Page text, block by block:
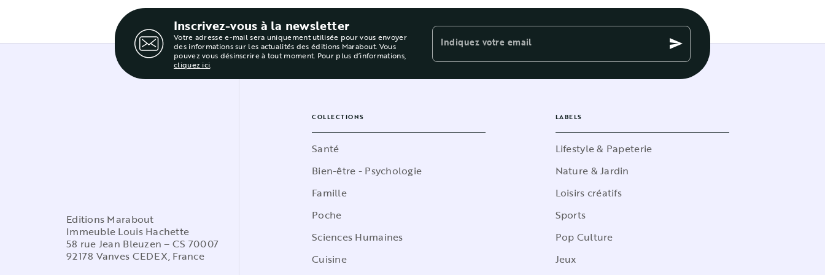
Inscrivez-vous à la newsletter
Votre adresse e-mail sera uniquement utilisée pour vous envoyer
des informations sur les actualités des éditions Marabout. Vous
pouvez vous désinscrire à tout moment. Pour plus d’informations,
cliquez ici.
Indiquez votre email send
Editions Marabout
Immeuble Louis Hachette
58 rue Jean Bleuzen – CS 70007
92178 Vanves CEDEX, France
COLLECTIONS
Santé
Bien-être - Psychologie
Famille
Poche
Sciences Humaines
Cuisine
LABELS
Lifestyle & Papeterie
Nature & Jardin
Loisirs créatifs
Sports
Pop Culture
Jeux